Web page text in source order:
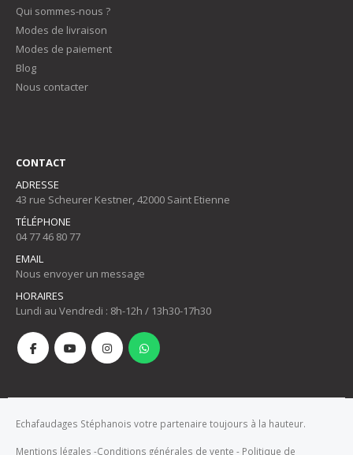
Qui sommes-nous ?
Modes de livraison
Modes de paiement
Blog
Nous contacter
CONTACT
ADRESSE
43 rue Scheurer Kestner, 42000 Saint Etienne
TÉLÉPHONE
04 77 46 80 77
EMAIL
Nous envoyer un message
HORAIRES
Lundi au Vendredi : 8h-12h / 13h30-17h30
Echafaudages Stéphanois votre partenaire toujours à la hauteur.
Mentions légales -Conditions générales de vente - Politique de